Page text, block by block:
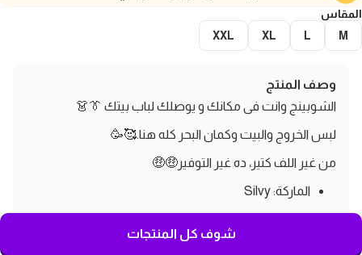
المقاس
M
L
XL
XXL
وصف المنتج
الشوبينج وانت فى مكانك و يوصلك لباب بيتك 👔👗
لبس الخروج والبيت وكمان البحر كله هنا.🥰🥳
من غير اللف كتير، ده غير التوفير🤑🤑
الماركة: Silvy
شوف كل المنتجات